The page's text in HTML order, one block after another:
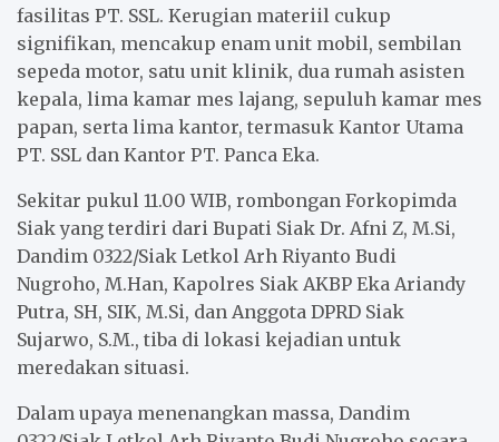
fasilitas PT. SSL. Kerugian materiil cukup
signifikan, mencakup enam unit mobil, sembilan
sepeda motor, satu unit klinik, dua rumah asisten
kepala, lima kamar mes lajang, sepuluh kamar mes
papan, serta lima kantor, termasuk Kantor Utama
PT. SSL dan Kantor PT. Panca Eka.
Sekitar pukul 11.00 WIB, rombongan Forkopimda
Siak yang terdiri dari Bupati Siak Dr. Afni Z, M.Si,
Dandim 0322/Siak Letkol Arh Riyanto Budi
Nugroho, M.Han, Kapolres Siak AKBP Eka Ariandy
Putra, SH, SIK, M.Si, dan Anggota DPRD Siak
Sujarwo, S.M., tiba di lokasi kejadian untuk
meredakan situasi.
Dalam upaya menenangkan massa, Dandim